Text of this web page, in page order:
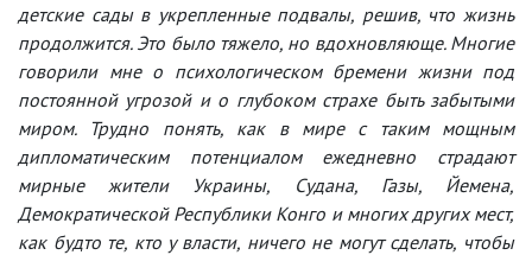
детские сады в укрепленные подвалы, решив, что жизнь
продолжится. Это было тяжело, но вдохновляюще. Многие
говорили мне о психологическом бремени жизни под
постоянной угрозой и о глубоком страхе быть забытыми
миром. Трудно понять, как в мире с таким мощным
дипломатическим потенциалом ежедневно страдают
мирные жители Украины, Судана, Газы, Йемена,
Демократической Республики Конго и многих других мест,
как будто те, кто у власти, ничего не могут сделать, чтобы